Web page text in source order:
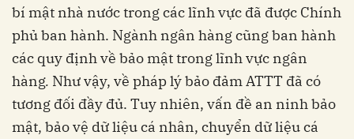
bí mật nhà nước trong các lĩnh vực đã được Chính
phủ ban hành. Ngành ngân hàng cũng ban hành
các quy định về bảo mật trong lĩnh vực ngân
hàng. Như vậy, về pháp lý bảo đảm ATTT đã có
tương đối đầy đủ. Tuy nhiên, vấn đề an ninh bảo
mật, bảo vệ dữ liệu cá nhân, chuyển dữ liệu cá